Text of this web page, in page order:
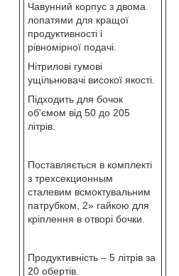
Чавунний корпус з двома
лопатями для кращої
продуктивності і
рівномірної подачі.
Нітрилові гумові
ущільнювачі високої якості.
Підходить для бочок
об'ємом від 50 до 205
літрів.
Поставляється в комплекті
з трехсекционным
сталевим всмоктувальним
патрубком, 2» гайкою для
кріплення в отворі бочки.
Продуктивність – 5 літрів за
20 обертів.